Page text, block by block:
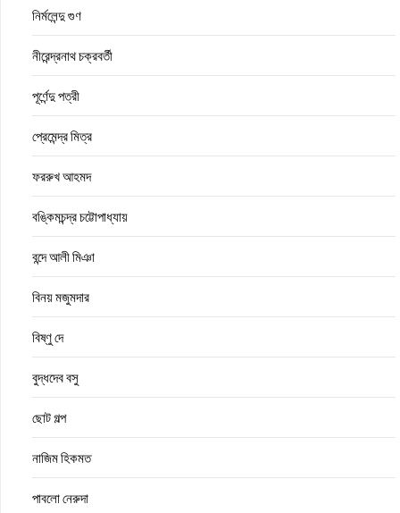
নির্মলেন্দু গুণ
নীরেন্দ্রনাথ চক্রবর্তী
পূর্ণেন্দু পত্রী
প্রেমেন্দ্র মিত্র
ফররুখ আহমদ
বঙ্কিমচন্দ্র চট্টোপাধ্যায়
বন্দে আলী মিঞা
বিনয় মজুমদার
বিষ্ণু দে
বুদ্ধদেব বসু
ছোট গল্প
নাজিম হিকমত
পাবলো নেরুদা